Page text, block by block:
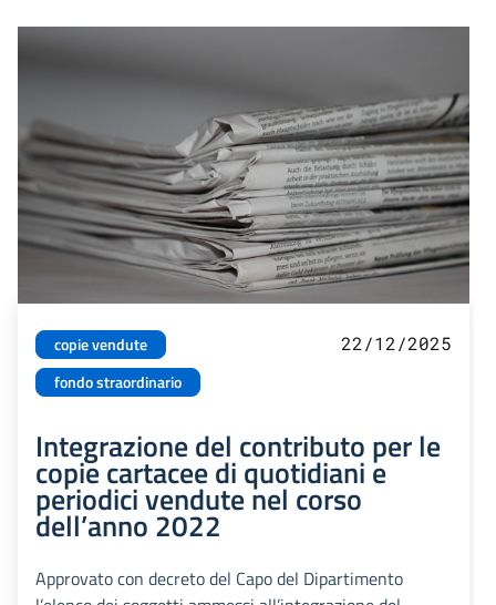
copie vendute
fondo straordinario
22/12/2025
Integrazione del contributo per le
copie cartacee di quotidiani e
periodici vendute nel corso
dell’anno 2022
Approvato con decreto del Capo del Dipartimento